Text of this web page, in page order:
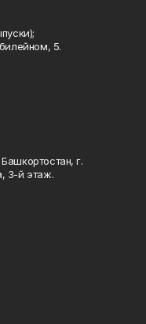
5.
г.
3-й этаж.